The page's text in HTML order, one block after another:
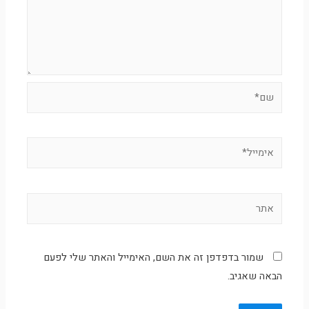
שמור בדפדפן זה את השם, האימייל והאתר שלי לפעם
הבאה שאגיב.